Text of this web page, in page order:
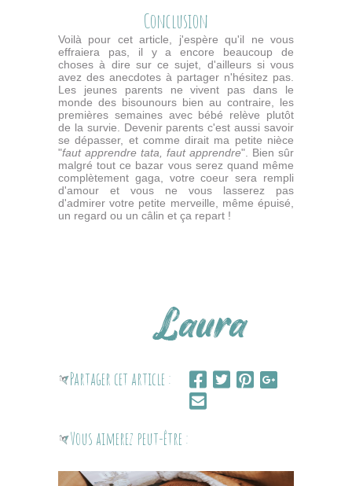
Conclusion
Voilà pour cet article, j'espère qu'il ne vous
effraiera pas, il y a encore beaucoup de
choses à dire sur ce sujet, d'ailleurs si vous
avez des anecdotes à partager n'hésitez pas.
Les jeunes parents ne vivent pas dans le
monde des bisounours bien au contraire, les
premières semaines avec bébé relève plutôt
de la survie. Devenir parents c'est aussi savoir
se dépasser, et comme dirait ma petite nièce
"faut apprendre tata, faut apprendre". Bien sûr
malgré tout ce bazar vous serez quand même
complètement gaga, votre coeur sera rempli
d'amour et vous ne vous lasserez pas
d'admirer votre petite merveille, même épuisé,
un regard ou un câlin et ça repart !
Partager cet article :
Vous aimerez peut-être :